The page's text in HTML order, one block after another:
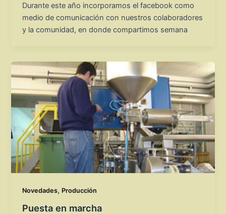
Durante este año incorporamos el facebook como
medio de comunicación con nuestros colaboradores
y la comunidad, en donde compartimos semana
Novedades, Producción
Puesta en marcha